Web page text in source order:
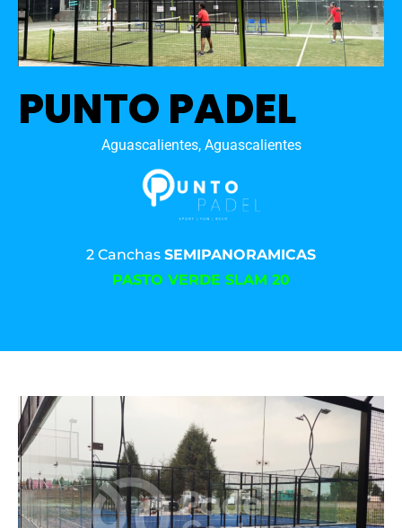
PUNTO PADEL
Aguascalientes, Aguascalientes
2 Canchas SEMIPANORAMICAS
PASTO VERDE SLAM 20